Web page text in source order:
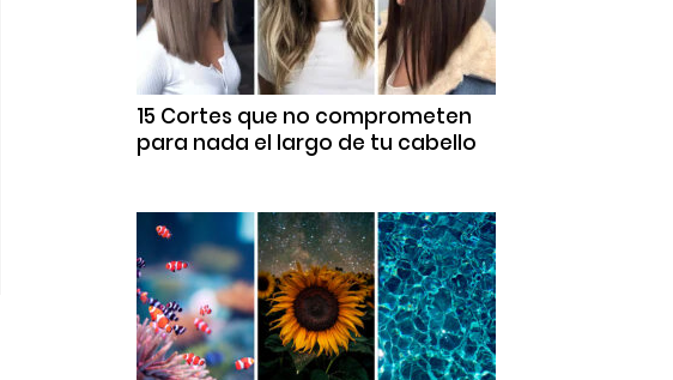
15 Cortes que no comprometen
para nada el largo de tu cabello